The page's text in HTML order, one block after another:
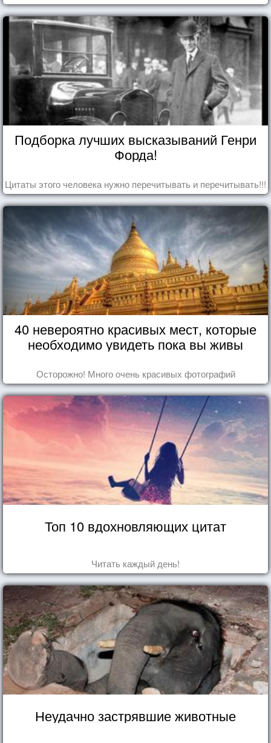
Подборка лучших высказываний Генри
Форда!
Цитаты этого человека нужно перечитывать и перечитывать!!!
40 невероятно красивых мест, которые
необходимо увидеть пока вы живы
Осторожно! Много очень красивых фотографий
Топ 10 вдохновляющих цитат
Читать каждый день!
Неудачно застрявшие животные